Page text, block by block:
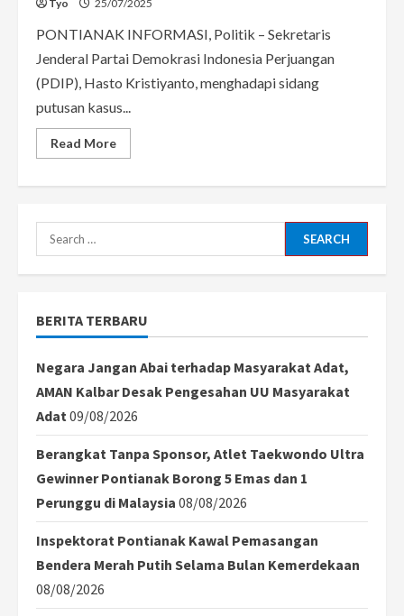
Tyo 25/07/2025
PONTIANAK INFORMASI, Politik – Sekretaris
Jenderal Partai Demokrasi Indonesia Perjuangan
(PDIP), Hasto Kristiyanto, menghadapi sidang
putusan kasus...
Read MoreRead
more
Tuduhan
Search
for:
BERITA TERBARU
Negara Jangan Abai terhadap Masyarakat Adat,
AMAN Kalbar Desak Pengesahan UU Masyarakat
Adat 09/08/2026
Berangkat Tanpa Sponsor, Atlet Taekwondo Ultra
Gewinner Pontianak Borong 5 Emas dan 1
Perunggu di Malaysia 08/08/2026
Inspektorat Pontianak Kawal Pemasangan
Bendera Merah Putih Selama Bulan Kemerdekaan
08/08/2026